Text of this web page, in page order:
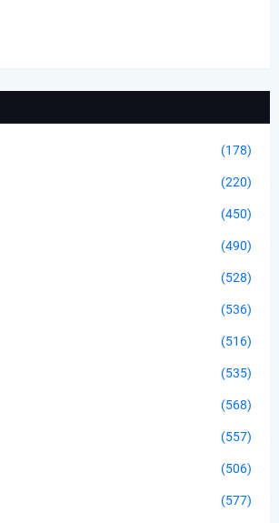
(178)
(220)
(450)
(490)
(528)
(536)
(516)
(535)
(568)
(557)
(506)
(577)